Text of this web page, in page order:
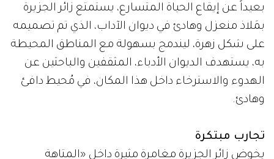
بعيداً عن إيقاع الحياة المتسارع، يستمتع زائر الجزيرة
بمَلاذ منعزل وهادئ في ديوان الآداب، الذي تم تصميمه
على شكل زهرة، ليندمج بسهولة مع المناطق المحيطة
به، يستهدف الديوان الأدباء، المثقفين والباحثين عن
الهدوء والاسترخاء داخل هذا المكان، في مُحيط دافئ
وهادئ.
تجارب مبتكرة
يخوض زائر الجزيرة مغامرة مثيرة داخل «المتاهة